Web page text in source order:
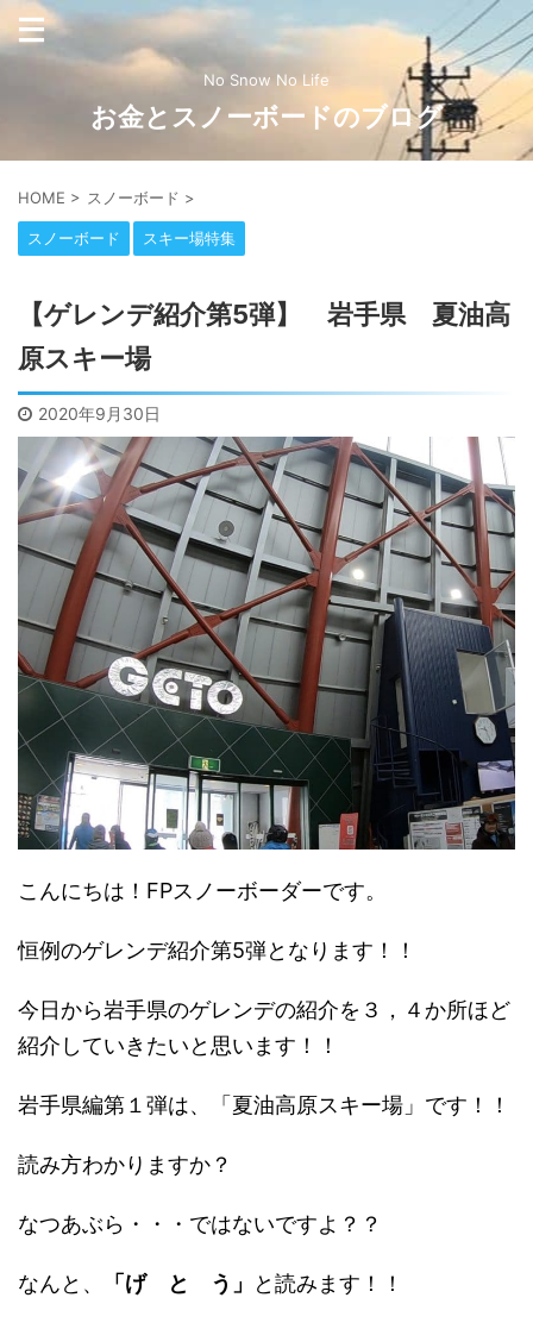
No Snow No Life
お金とスノーボードのブログ
HOME > スノーボード >
スノーボード スキー場特集
【ゲレンデ紹介第5弾】 岩手県 夏油高
原スキー場
2020年9月30日
こんにちは！FPスノーボーダーです。
恒例のゲレンデ紹介第5弾となります！！
今日から岩手県のゲレンデの紹介を３，４か所ほど
紹介していきたいと思います！！
岩手県編第１弾は、「夏油高原スキー場」です！！
読み方わかりますか？
なつあぶら・・・ではないですよ？？
なんと、 「げ と う」 と読みます！！